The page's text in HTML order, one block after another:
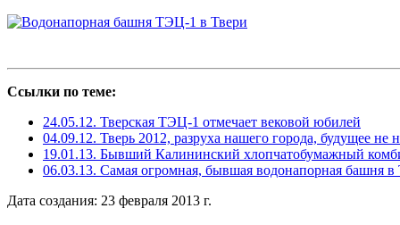
Ссылки по теме:
24.05.12. Тверская ТЭЦ-1 отмечает вековой юбилей
04.09.12. Тверь 2012, разруха нашего города, будущее не
19.01.13. Бывший Калининский хлопчатобумажный
06.03.13. Самая огромная, бывшая водонапорная башня в
Дата создания: 23 февраля 2013 г.